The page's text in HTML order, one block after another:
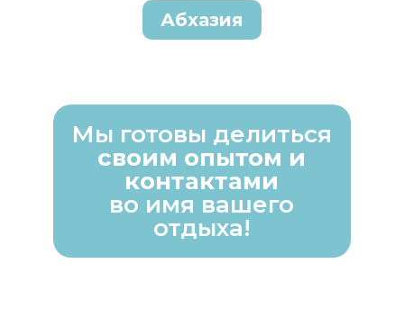
Абхазия
Мы готовы делиться
своим опытом и
контактами
во имя вашего
отдыха!